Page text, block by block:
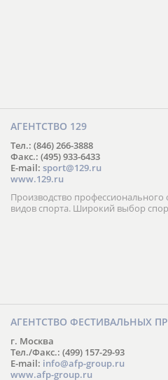
АГЕНТСТВО 129
Тел.: (846) 266-3888
Факс.: (495) 933-6433
E-mail: sport@129.ru
www.129.ru
Производство
видов спорта. Широкий выбор
АГЕНТСТВО ФЕСТИВАЛЬНЫХ
г. Москва
Тел./Факс.: (499) 157-29-93
E-mail: info@afp-group.ru
www.afp-group.ru